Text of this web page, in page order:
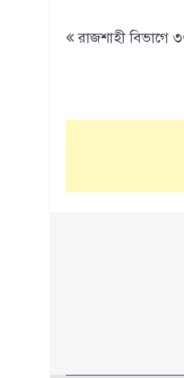
navigation
রাজশাহী বিভাগে